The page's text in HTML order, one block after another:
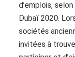
d’emplois,
Dubaï 2020.
sociétés
invitées à